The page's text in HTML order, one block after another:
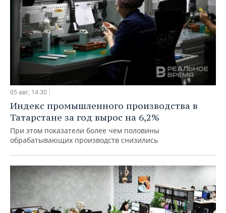
05 авг, 14:30
Индекс промышленного производства в
Татарстане за год вырос на 6,2%
При этом показатели более чем половины
обрабатывающих производств снизились